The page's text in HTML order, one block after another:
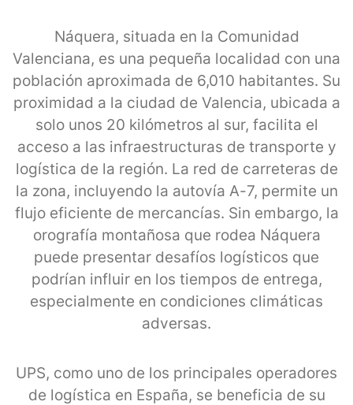
Náquera, situada en la Comunidad
Valenciana, es una pequeña localidad con una
población aproximada de 6,010 habitantes. Su
proximidad a la ciudad de Valencia, ubicada a
solo unos 20 kilómetros al sur, facilita el
acceso a las infraestructuras de transporte y
logística de la región. La red de carreteras de
la zona, incluyendo la autovía A-7, permite un
flujo eficiente de mercancías. Sin embargo, la
orografía montañosa que rodea Náquera
puede presentar desafíos logísticos que
podrían influir en los tiempos de entrega,
especialmente en condiciones climáticas
adversas.
UPS, como uno de los principales operadores
de logística en España, se beneficia de su